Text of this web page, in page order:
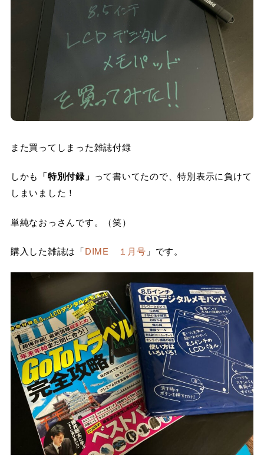
また買ってしまった雑誌付録
しかも 「特別付録」 って書いてたので、特別表示に負けて
しまいました！
単純なおっさんです。（笑）
購入した雑誌は「DIME １月号 」です。